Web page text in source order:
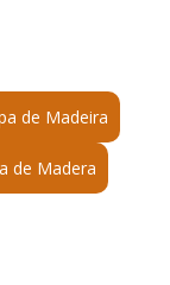
de Madeira
de Madera